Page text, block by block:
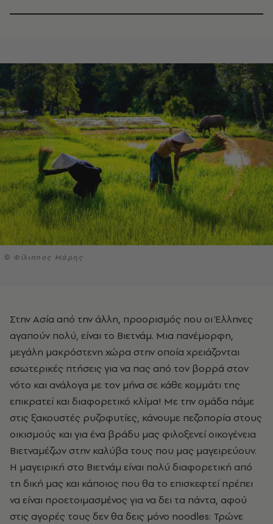
© Φίλιππος Μάρης
Στην Ασία από την άλλη, προορισμός που οι Έλληνες
αγαπούν πολύ, είναι το Βιετνάμ. Μια πανέμορφη,
μεγάλη μακρόστενη χώρα στην οποία χρειάζονται
εσωτερικές πτήσεις για να πας από τον βορρά στον
νότο και ανάλογα με τον μήνα σε κάθε κομμάτι της
επικρατεί και διαφορετικό κλίμα! Με την ομάδα πάμε
στις ξακουστές ρυζοφυτίες, κάνουμε πεζοπορία στους
οικισμούς και για ένα βράδυ μας φιλοξενεί οικογένεια
Βιετναμέζων στην καλύβα τους που μας μαγειρεύουν.
Η μαγειρική στο Βιετνάμ είναι πολύ διαφορετική από
τη δική μας και κάποιος που θα το επισκεφτεί πρέπει
να είναι προετοιμασμένος για να δει τα πάντα, αφού
στις αγορές τους δεν θα δεις μόνο noodles: Τρώνε